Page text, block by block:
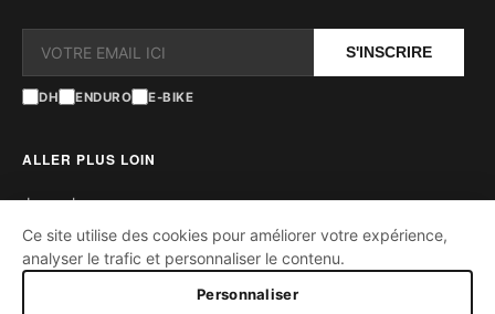
S'INSCRIRE
DH ENDURO E-BIKE
ALLER PLUS LOIN
Journal
Contact
FAQ
Ce site utilise des cookies pour améliorer votre expérience,
analyser le trafic et personnaliser le contenu.
Personnaliser
Cercle EN226